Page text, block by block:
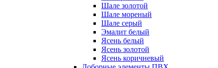
Шале золотой
Шале мореный
Шале серый
Эмалит белый
Ясень белый
Ясень золотой
Ясень коричневый